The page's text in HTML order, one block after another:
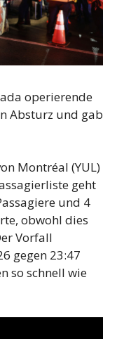
operierende
Absturz und gab
Montréal (YUL)
geht
und 4
obwohl dies
Vorfall
gegen 23:47
so schnell wie